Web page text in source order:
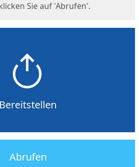
Sie auf 'Abrufen'.
Bereitstellen
Abrufen